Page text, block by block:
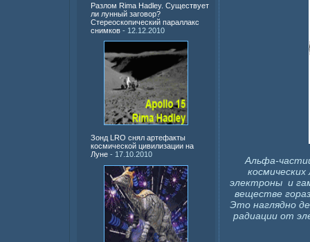
Разлом Rima Hadley. Существует
ли лунный заговор?
Стереоскопический параллакс
снимков - 12.12.2010
Зонд LRO снял артефакты
космической цивилизации на
Луне - 17.10.2010
Альфа-
электроны и
веществе
Это наглядно
радиации от